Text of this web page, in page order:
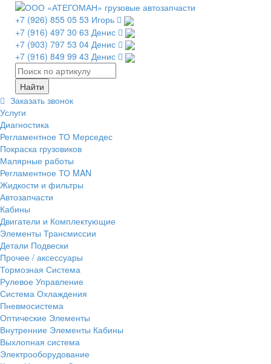
+7 (926) 855 05 53 Игорь
+7 (916) 497 30 63 Денис
+7 (903) 797 53 04 Денис
+7 (916) 849 99 43 Денис
Заказать звонок
Услуги
Диагностика
Регламентное ТО Мерседес
Покраска грузовиков
Малярные работы
Регламентное ТО MAN
Жидкости и фильтры
Автозапчасти
Кабины
Двигатели и Комплектующие
Элементы Трансмиссии
Детали Подвески
Прочее / аксессуары
Тормозная Система
Рулевое Управление
Система Охлаждения
Пневмосистема
Оптические Элементы
Внутренние Элементы Кабины
Выхлопная система
Электрооборудование